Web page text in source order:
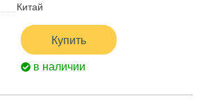
Китай
Купить
в наличии